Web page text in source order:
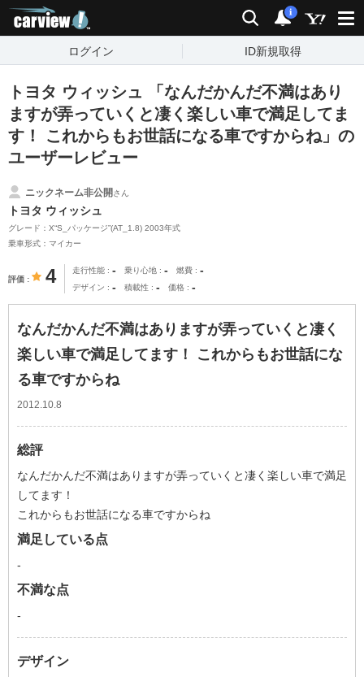
検索 通知
i
ログイン ID新規取得
トヨタ ウィッシュ 「なんだかんだ不満はあり
ますが弄っていくと凄く楽しい車で満足してま
す！ これからもお世話になる車ですからね」の
ユーザーレビュー
ニックネーム非公開さん
トヨタ ウィッシュ
グレード：X“S_パッケージ”(AT_1.8) 2003年式
乗車形式：マイカー
評価 4 走行性能 - 乗り心地 - 燃費 -
デザイン - 積載性 - 価格 -
なんだかんだ不満はありますが弄っていくと凄く
楽しい車で満足してます！ これからもお世話にな
る車ですからね
2012.10.8
総評
なんだかんだ不満はありますが弄っていくと凄く楽しい車で満足
してます！
これからもお世話になる車ですからね
満足している点
-
不満な点
-
デザイン